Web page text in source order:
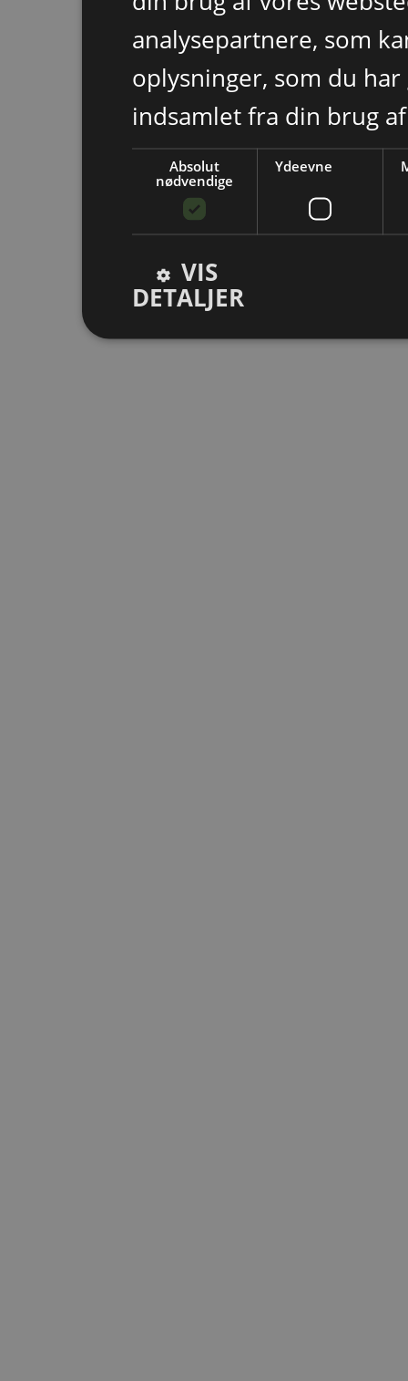
analysepartnere, som
oplysninger, som du
indsamlet fra din brug
Absolut
nødvendige
Ydeevne
VIS
DETALJER